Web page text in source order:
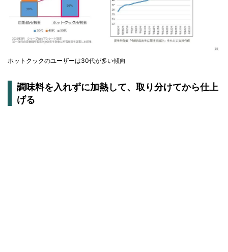
ホットクックのユーザーは30代が多い傾向
調味料を入れずに加熱して、取り分けてから仕上
げる